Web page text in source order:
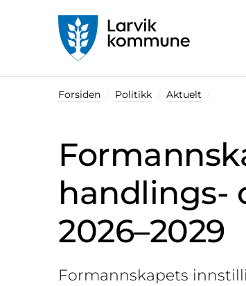
Forsiden Politikk Aktuelt
handlings-
2026–2029
Formannskapets